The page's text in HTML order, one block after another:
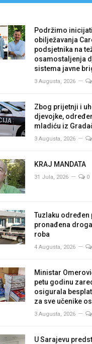
Podržimo
obilježavanja
podsjetnika na
osamostaljenja
sistema javne
3 Augusta, 2026
Zbog prijetnji i
djevojke,
mladiću iz
3 Augusta, 2026
KRAJ MANDATA
31 Jula, 2026 0
Tuzlaku određen
pronađena
roba
4 Augusta, 2026
Ministar
petu godinu
osigurala
za sve učenike
3 Augusta, 2026
U Sarajevu